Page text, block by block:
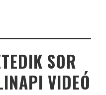
SOR
VIDEÓ